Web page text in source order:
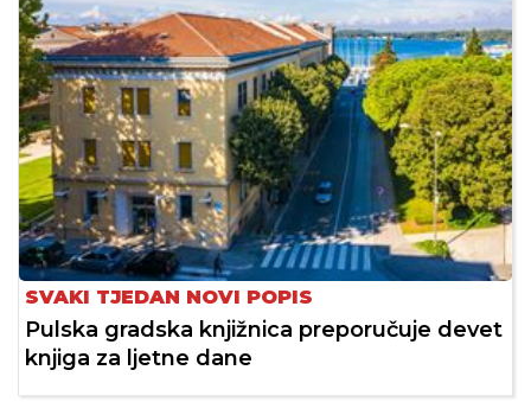
SVAKI TJEDAN NOVI POPIS
Pulska gradska knjižnica preporučuje devet
knjiga za ljetne dane